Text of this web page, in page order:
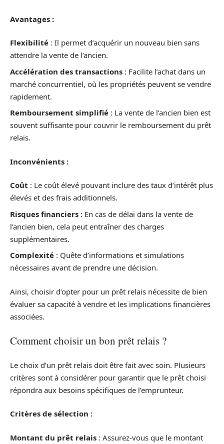
Avantages :
Flexibilité : Il permet d’acquérir un nouveau bien sans
attendre la vente de l’ancien.
Accélération des transactions : Facilite l’achat dans un
marché concurrentiel, où les propriétés peuvent se vendre
rapidement.
Remboursement simplifié : La vente de l’ancien bien est
souvent suffisante pour couvrir le remboursement du prêt
relais.
Inconvénients :
Coût : Le coût élevé pouvant inclure des taux d’intérêt plus
élevés et des frais additionnels.
Risques financiers : En cas de délai dans la vente de
l’ancien bien, cela peut entraîner des charges
supplémentaires.
Complexité : Quête d’informations et simulations
nécessaires avant de prendre une décision.
Ainsi, choisir d’opter pour un prêt relais nécessite de bien
évaluer sa capacité à vendre et les implications financières
associées.
Comment choisir un bon prêt relais ?
Le choix d’un prêt relais doit être fait avec soin. Plusieurs
critères sont à considérer pour garantir que le prêt choisi
répondra aux besoins spécifiques de l’emprunteur.
Critères de sélection :
Montant du prêt relais : Assurez-vous que le montant